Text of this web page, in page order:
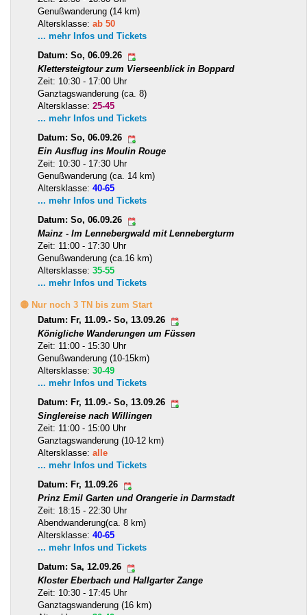
Genußwanderung (14 km)
Altersklasse: ab 50
... mehr Infos und Tickets
Datum: So, 06.09.26
Klettersteigtour zum Vierseenblick in Boppard
Zeit: 10:30 - 17:00 Uhr
Ganztagswanderung (ca. 8)
Altersklasse: 25-45
... mehr Infos und Tickets
Datum: So, 06.09.26
Ein Ausflug ins Moulin Rouge
Zeit: 10:30 - 17:30 Uhr
Genußwanderung (ca. 14 km)
Altersklasse: 40-65
... mehr Infos und Tickets
Datum: So, 06.09.26
Mainz - Im Lennebergwald mit Lennebergturm
Zeit: 11:00 - 17:30 Uhr
Genußwanderung (ca.16 km)
Altersklasse: 35-55
... mehr Infos und Tickets
🟡 Nur noch 3 TN bis zum Start
Datum: Fr, 11.09.- So, 13.09.26
Königliche Wanderungen um Füssen
Zeit: 11:00 - 15:30 Uhr
Genußwanderung (10-15km)
Altersklasse: 30-49
... mehr Infos und Tickets
Datum: Fr, 11.09.- So, 13.09.26
Singlereise nach Willingen
Zeit: 11:00 - 15:00 Uhr
Ganztagswanderung (10-12 km)
Altersklasse: alle
... mehr Infos und Tickets
Datum: Fr, 11.09.26
Prinz Emil Garten und Orangerie in Darmstadt
Zeit: 18:15 - 22:30 Uhr
Abendwanderung(ca. 8 km)
Altersklasse: 40-65
... mehr Infos und Tickets
Datum: Sa, 12.09.26
Kloster Eberbach und Hallgarter Zange
Zeit: 10:30 - 17:45 Uhr
Ganztagswanderung (16 km)